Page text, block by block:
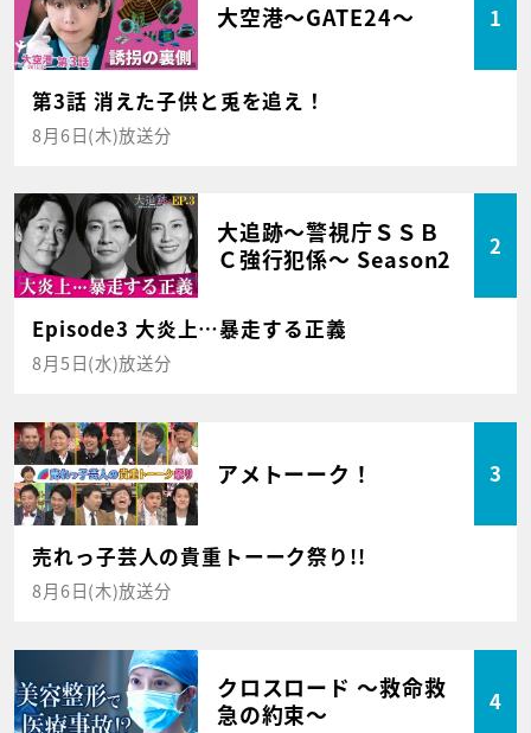
大空港～GATE24～ 1
第3話 消えた子供と兎を追え！
8月6日(木)放送分
大追跡～警視庁ＳＳＢ
Ｃ強行犯係～ Season2
2
Episode3 大炎上…暴走する正義
8月5日(水)放送分
アメトーーク！ 3
売れっ子芸人の貴重トーーク祭り!!
8月6日(木)放送分
クロスロード ～救命救
急の約束～
4